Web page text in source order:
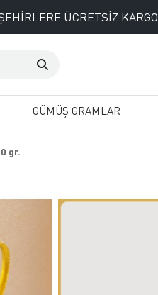
ÜCRETSİZ KARGO
GÜMÜŞ GRAMLAR
gr.